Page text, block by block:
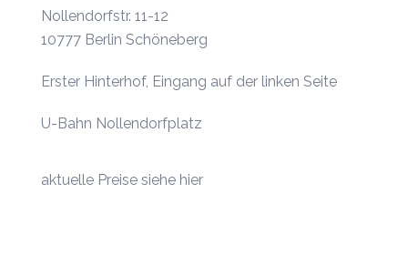
Nollendorfstr. 11-12
10777 Berlin Schöneberg
Erster Hinterhof, Eingang auf der linken Seite
U-Bahn Nollendorfplatz
aktuelle Preise siehe hier